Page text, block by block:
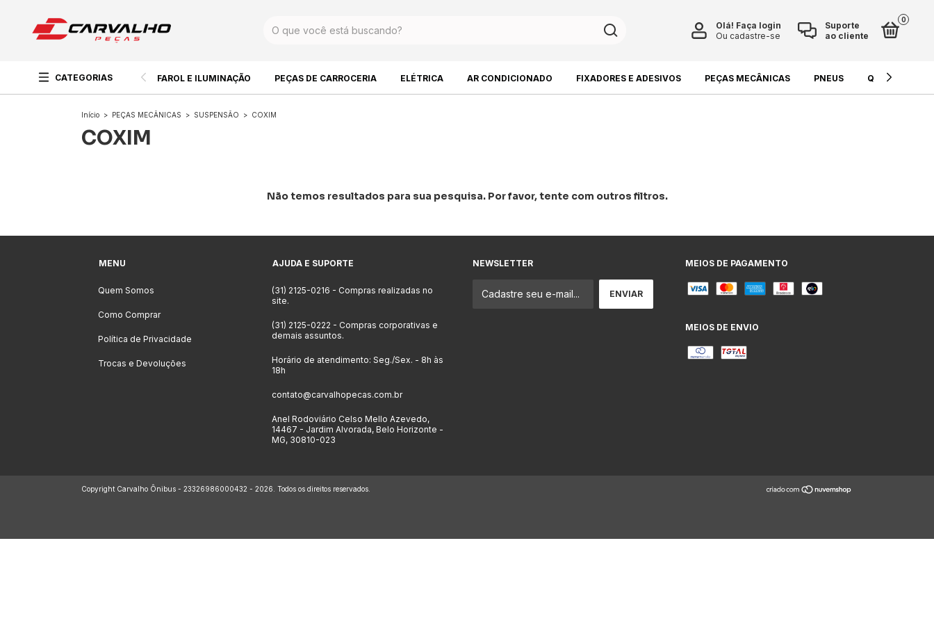
Suporte
ao cliente
Olá! Faça login
Ou cadastre-se
0
CATEGORIAS FAROL E ILUMINAÇÃO PEÇAS DE CARROCERIA ELÉTRICA AR CONDICIONADO FIXADORES E ADESIVOS PEÇAS MECÂNICAS PNEUS QUÍMICOS E
Início > PEÇAS MECÂNICAS > SUSPENSÃO > COXIM
COXIM
Não temos resultados para sua pesquisa. Por favor, tente com outros filtros.
MENU
Quem Somos
Como Comprar
Política de Privacidade
Trocas e Devoluções
AJUDA E SUPORTE
(31) 2125-0216 - Compras realizadas no
site.
(31) 2125-0222 - Compras corporativas e
demais assuntos.
Horário de atendimento: Seg./Sex. - 8h às
18h
contato@carvalhopecas.com.br
Anel Rodoviário Celso Mello Azevedo,
14467 - Jardim Alvorada, Belo Horizonte -
MG, 30810-023
NEWSLETTER MEIOS DE PAGAMENTO
MEIOS DE ENVIO
Copyright Carvalho Ônibus - 23326986000432 - 2026. Todos os direitos reservados.